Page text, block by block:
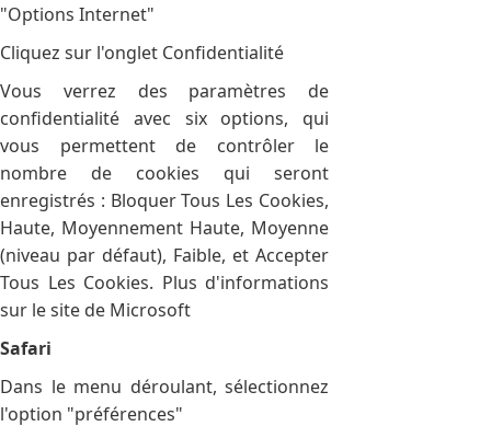
"Options Internet"
Cliquez sur l'onglet Confidentialité
Vous verrez des paramètres de
confidentialité avec six options, qui
vous permettent de contrôler le
nombre de cookies qui seront
enregistrés : Bloquer Tous Les Cookies,
Haute, Moyennement Haute, Moyenne
(niveau par défaut), Faible, et Accepter
Tous Les Cookies. Plus d'informations
sur le site de Microsoft
Safari
Dans le menu déroulant, sélectionnez
l'option "préférences"